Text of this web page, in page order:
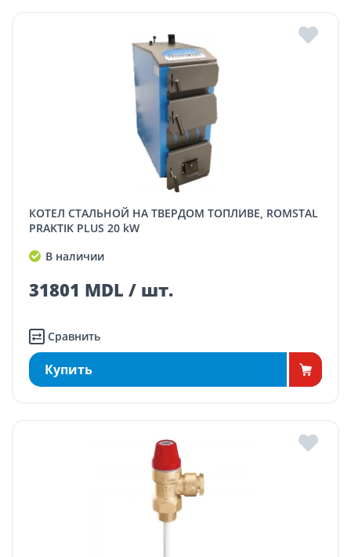
КОТЕЛ СТАЛЬНОЙ НА ТВЕРДОМ ТОПЛИВЕ, ROMSTAL
PRAKTIK PLUS 20 kW
В наличии
31801 MDL / шт.
Сравнить
Купить